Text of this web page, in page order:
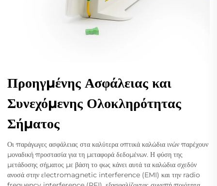
Προηγμένης Ασφάλειας και
Συνεχόμενης Ολοκληρότητας
Σήματος
Οι παράγωγες ασφάλειας στα καλύτερα οπτικά καλώδια ινών παρέχουν
μοναδική προστασία για τη μεταφορά δεδομένων. Η φύση της
μετάδοσης σήματος με βάση το φως κάνει αυτά τα καλώδια σχεδόν
ανοσά στην εlectromagnetic interference (EMI) και την radio